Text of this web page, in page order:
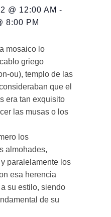
@ 12:00 AM -
8:00 PM
mosaico lo
griego
ou), templo de las
que el
era tan exquisito
las musas o los
los
almohades,
paralelamente los
esa herencia
su estilo, siendo
de su